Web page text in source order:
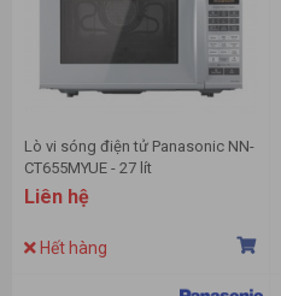
Lò vi sóng điện tử Panasonic NN-
CT655MYUE - 27 lít
Liên hệ
Hết hàng